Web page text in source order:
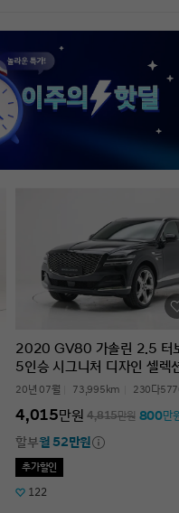
도착해 기분 좋게 차를
완벽한 경험이었습니
고민하는 사람 있으면
현대인증중고차 추천
차량 보내주셔서 감사
2020 GV80 가솔린 2.5 터
5인승 시그니처 디자인 셀
20년 07월 73,995km 230다
4,015만원 4,815만원 800만
할부월 52만원
추가할인
122